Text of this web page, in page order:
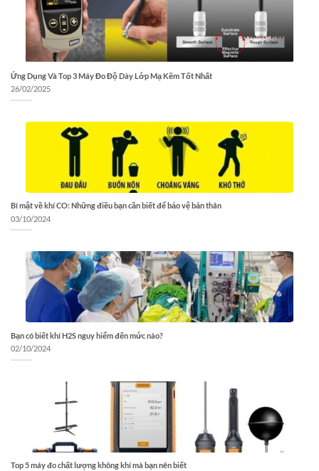
Ứng Dụng Và Top 3 Máy Đo Độ Dày Lớp Mạ Kẽm Tốt Nhất
26/02/2025
Bí mật về khí CO: Những điều bạn cần biết để bảo vệ bản thân
03/10/2024
Bạn có biết khí H2S nguy hiểm đến mức nào?
02/10/2024
Top 5 máy đo chất lượng không khí mà bạn nên biết